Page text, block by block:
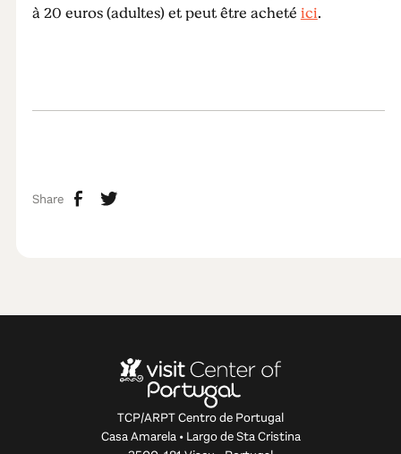
à 20 euros (adultes) et peut être achetéici.
Share
TCP/ARPT Centro de Portugal
Casa Amarela • Largo de Sta Cristina